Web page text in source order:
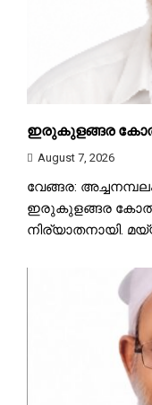
ഇരുകുളങ്ങര
August 7, 2026
വേങ്ങര:
ഇരുകുളങ്ങര
നിര്യാതനായി.